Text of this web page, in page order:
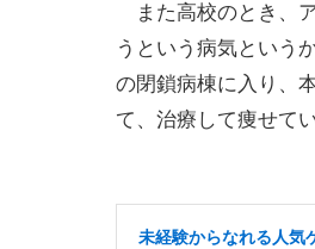
また高校のとき、
うという病気という
の閉鎖病棟に入り、
て、治療して痩せて
未経験からなれる人気